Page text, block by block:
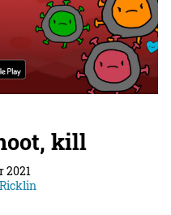
kill
2021